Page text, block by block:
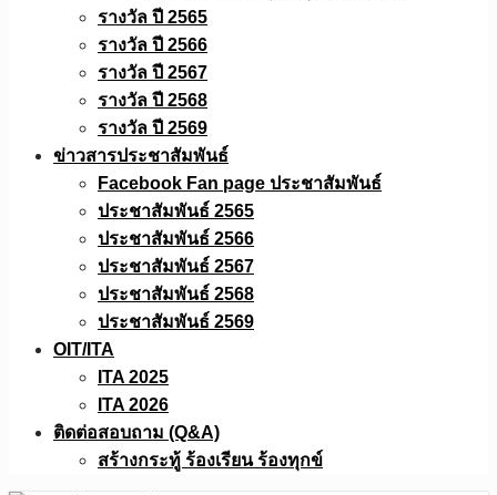
รางวัล ปี 2565
รางวัล ปี 2566
รางวัล ปี 2567
รางวัล ปี 2568
รางวัล ปี 2569
ข่าวสารประชาสัมพันธ์
Facebook Fan page ประชาสัมพันธ์
ประชาสัมพันธ์ 2565
ประชาสัมพันธ์ 2566
ประชาสัมพันธ์ 2567
ประชาสัมพันธ์ 2568
ประชาสัมพันธ์ 2569
OIT/ITA
ITA 2025
ITA 2026
ติดต่อสอบถาม (Q&A)
สร้างกระทู้ ร้องเรียน ร้องทุกข์